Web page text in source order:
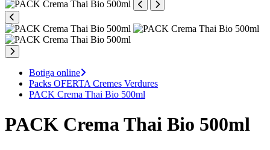
Botiga online
Packs OFERTA Cremes Verdures
PACK Crema Thai Bio 500ml
PACK Crema Thai Bio 500ml